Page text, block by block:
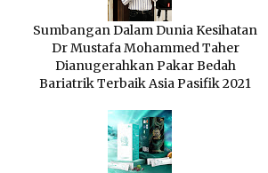
Sumbangan Dalam Dunia Kesihatan
Dr Mustafa Mohammed Taher
Dianugerahkan Pakar Bedah
Bariatrik Terbaik Asia Pasifik 2021